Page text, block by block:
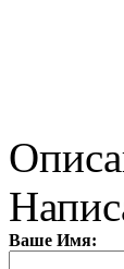
Ваше Имя: